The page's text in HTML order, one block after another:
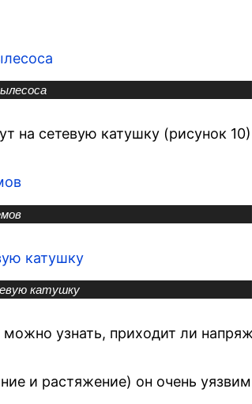
на сетевую катушку (рисунок
катушку
узнать, приходит ли
и растяжение) он очень